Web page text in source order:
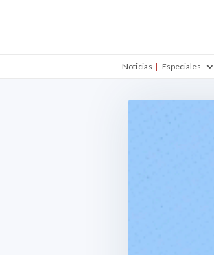
Noticias Especiales